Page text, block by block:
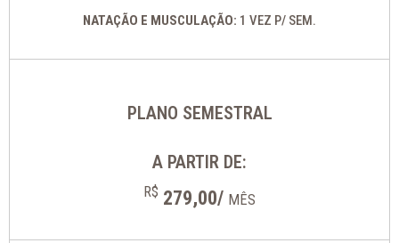
NATAÇÃO E MUSCULAÇÃO: 1 VEZ P/ SEM.
PLANO SEMESTRAL
A PARTIR DE:
R$ 279,00/ MÊS